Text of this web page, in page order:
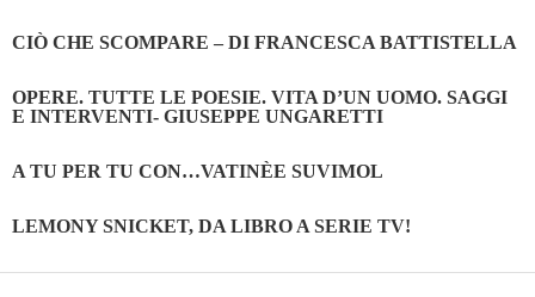
CIÒ CHE SCOMPARE – DI FRANCESCA BATTISTELLA
OPERE. TUTTE LE POESIE. VITA D’UN UOMO. SAGGI
E INTERVENTI- GIUSEPPE UNGARETTI
A TU PER TU CON…VATINÈE SUVIMOL
LEMONY SNICKET, DA LIBRO A SERIE TV!